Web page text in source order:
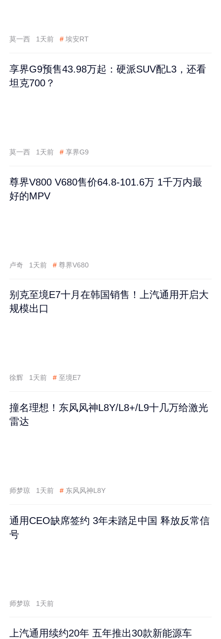
莫一西 1天前 # 埃安RT
享界G9预售43.98万起：硬派SUV配L3，还看
坦克700？
莫一西 1天前 # 享界G9
尊界V800 V680售价64.8-101.6万 1千万内最
好的MPV
卢奇 1天前 # 尊界V680
别克至境E7十月在韩国销售！上汽通用开启大
规模出口
徐辉 1天前 # 至境E7
撞名理想！东风风神L8Y/L8+/L9十几万给激光
雷达
师梦琼 1天前 # 东风风神L8Y
通用CEO缺席签约 3年未踏足中国 释放反常信
号
师梦琼 1天前
上汽通用续约20年 五年推出30款新能源车